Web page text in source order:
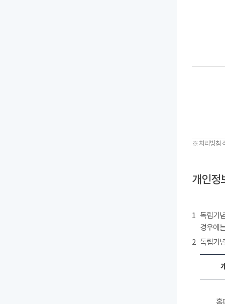
※ 처리방침
개인정
1 독립기
경우에
2 독립기
홈